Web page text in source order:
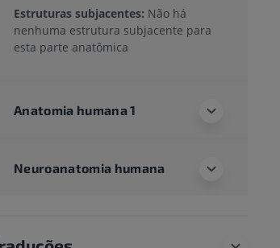
Estruturas subjacentes: Não há
nenhuma estrutura subjacente para
esta parte anatômica
Anatomia humana 1
Neuroanatomia humana